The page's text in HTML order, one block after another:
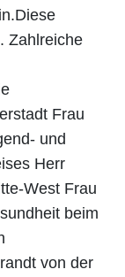
Zahlreiche
Frau
und
Herr
West Frau
beim
von der